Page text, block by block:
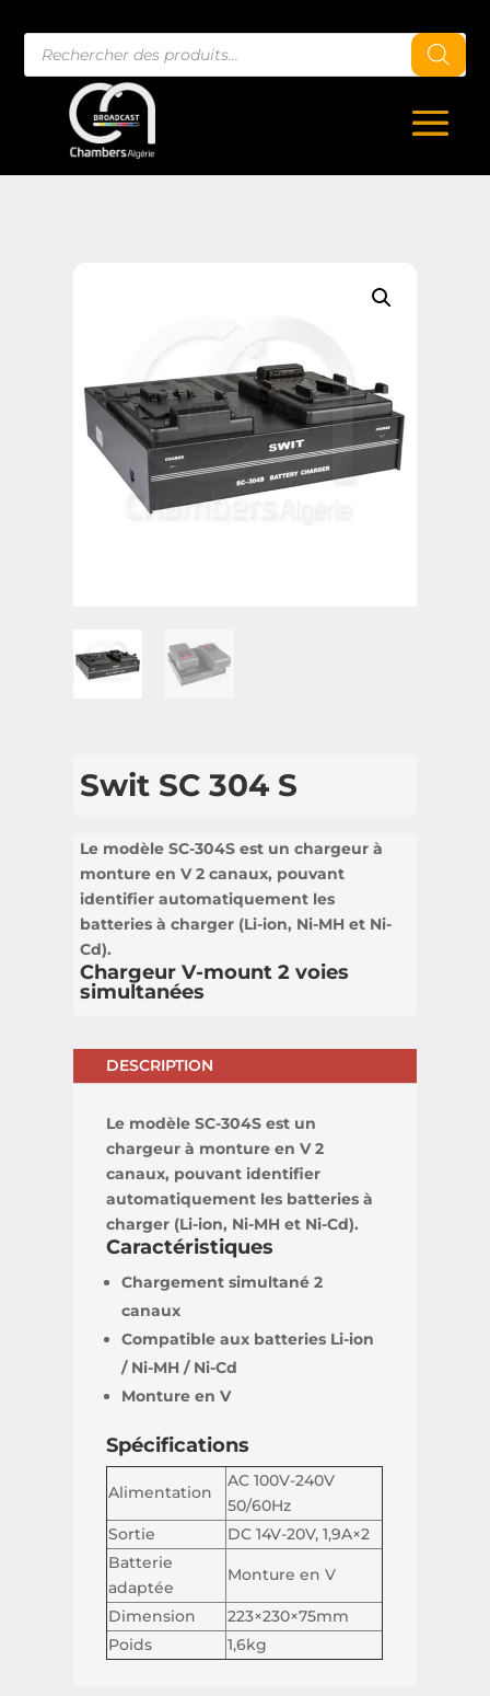
Recherche
de
produits
Swit SC 304 S
Le modèle SC-304S est un chargeur à
monture en V 2 canaux, pouvant
identifier automatiquement les
batteries à charger (Li-ion, Ni-MH et Ni-
Cd).
Chargeur V-mount 2 voies
simultanées
DESCRIPTION
Le modèle SC-304S est un
chargeur à monture en V 2
canaux, pouvant identifier
automatiquement les batteries à
charger (Li-ion, Ni-MH et Ni-Cd).
Caractéristiques
Chargement simultané 2
canaux
Compatible aux batteries Li-ion
/ Ni-MH / Ni-Cd
Monture en V
Spécifications
Alimentation
AC 100V-240V
50/60Hz
Sortie
DC 14V-20V, 1,9A×2
Batterie
adaptée
Monture en V
Dimension
223×230×75mm
Poids
1,6kg